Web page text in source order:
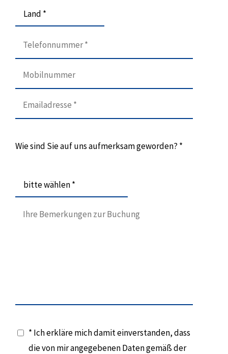
Land *
Wie sind Sie auf uns aufmerksam geworden? *
bitte wählen *
* Ich erkläre mich damit einverstanden, dass
die von mir angegebenen Daten gemäß der